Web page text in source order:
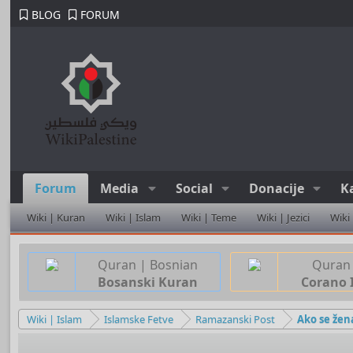
BLOG FORUM
Forum Media Social Donacije
Wiki | Kuran Wiki | Islam Wiki | Teme Wiki | Jezici Wiki
Quran | Bosnian
Bosanski Kuran
Corano
Wiki | Islam Islamske Fetve Ramazanski Post